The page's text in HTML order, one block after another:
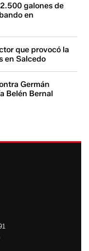
galones de
en
que provocó la
en Salcedo
Germán
Belén Bernal